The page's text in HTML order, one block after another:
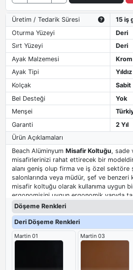
Üretim / Tedarik Süresi
15 iş
Oturma Yüzeyi
Deri
Sırt Yüzeyi
Deri
Ayak Malzemesi
Krom
Ayak Tipi
Kolçak
Sabit
Bel Desteği
Yok
Menşei
Garanti
2 Yıl
Ürün Açıklamaları
Beach Alüminyum Misafir Koltuğu, sade
misafirlerinizi rahat ettirecek bir
alanı geniş olup firma ve iş özel sektöre
salonlarında veya müdür, şef ve benzeri
misafir koltuğu olarak kullanıma uygun
ergonomisini uygun ergonomik yapıda
Döşeme Renkleri
Deri Döşeme Renkleri
Martin 01 Martin 03